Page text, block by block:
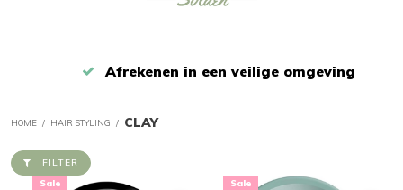
Afrekenen in een veilige omgeving
HOME / HAIR STYLING / CLAY
FILTER
Sale Sale